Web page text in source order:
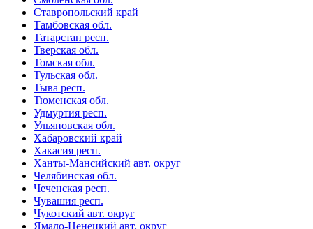
Ставропольский край
Тамбовская обл.
Татарстан респ.
Тверская обл.
Томская обл.
Тульская обл.
Тыва респ.
Тюменская обл.
Удмуртия респ.
Ульяновская обл.
Хабаровский край
Хакасия респ.
Ханты-Мансийский авт. округ
Челябинская обл.
Чеченская респ.
Чувашия респ.
Чукотский авт. округ
Ямало-Ненецкий авт. округ